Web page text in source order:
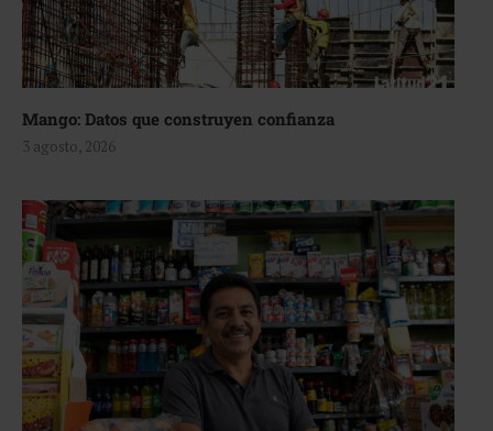
Mango: Datos que construyen confianza
3 agosto, 2026